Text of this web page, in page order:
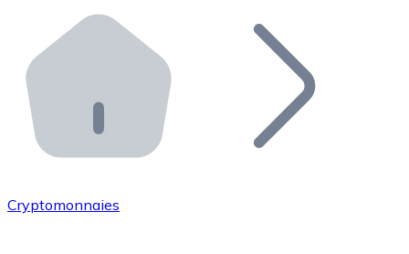
Distributeurs automatiques Bitnovo
Intégrez un ATM Bitnovo dans votre entreprise et
API Bitnovo
Intégrez notre API dans votre écosystème.
Rejoignez notre réseau de distributeurs et
Cryptomonnaies